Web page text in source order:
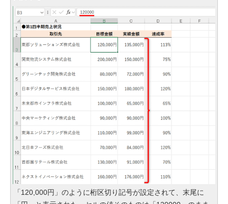
「120,000円」のように桁区切り記号が設定されて、末尾に